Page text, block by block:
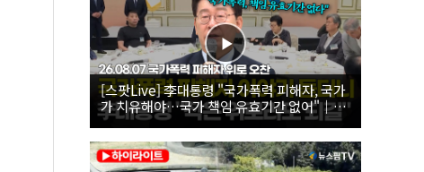
[스팟Live] 李대통령 "국가폭력 피해자, 국가
가 치유해야…국가 책임 유효기간 없어"｜
26.08.07 국가폭력 피해자 위로 오찬